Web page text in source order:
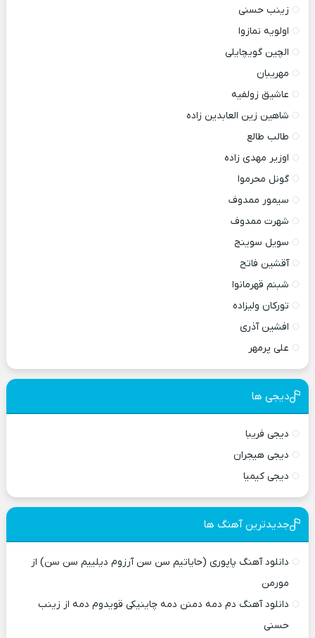
زینب حسنی
اولویه نمازوا
الچین گویچایلی
مهریبان
عاشیق زولفیه
شاهین زین العابدین زاده
طالب طالع
اوزیر مهدی زاده
گونل محرموا
سیمور ممدوف
شهرت ممدوف
سویل سوینج
آقشین فاتح
شبنم قهرمانوا
تورکان ولیزاده
افشین آذری
علی پرمهر
دیجی ها
دیجی فریبا
دیجی هیجران
دیجی کیمیا
جدیدترین آهنگ ها
دانلود آهنگ پاپوری (حایاتیم سن سن آرزوم دیلییم سن سن) از
مورمن
دانلود آهنگ دم دمه دمنن دمه چاینیکی قویدوم دمه از زینب
حسنی